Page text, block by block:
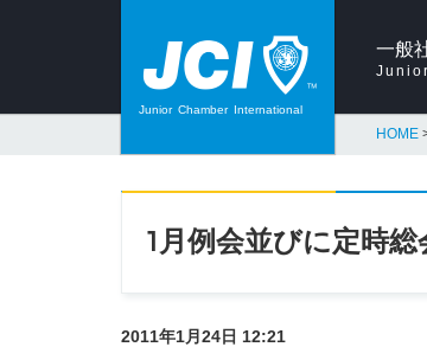
Junior Chamber International
一般
HOME
1月例会並びに定時
2011年1月24日 12:21